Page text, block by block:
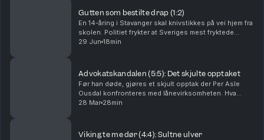
Gutten som bestilte drap (1:2)
En 14-åring i Stavanger skal knivstikkes på vei hjem fra
skolen. Politiet frykter at Sveriges mest fryktede
kriminelle nettverk står bak. Sannheten er mer
29 Jun 18min
Advokatskandalen (5:5): Det skjulte opptaket
Før han døde, gjøres et skjult opptak der Per Asle
Ousdal konfronteres med lånevirksomheten. Hva
forteller responsen hans om hvordan advokaten
28 Mar 28min
Viking te me dør (4:4): Sultne ulver